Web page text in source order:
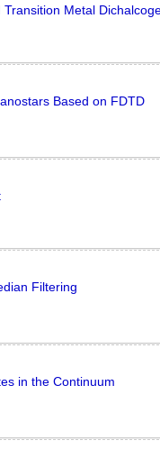
Metal
Based on FDTD
Filtering
in the Continuum